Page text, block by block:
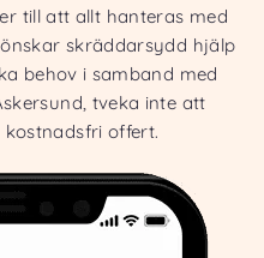
till att allt hanteras med
skräddarsydd hjälp
behov i samband med
tveka inte att
offert.